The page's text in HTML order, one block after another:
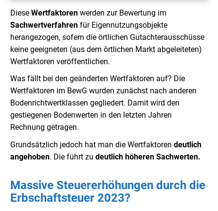
Diese Wertfaktoren werden zur Bewertung im
Sachwertverfahren für Eigennutzungsobjekte
herangezogen, sofern die örtlichen Gutachterausschüsse
keine geeigneten (aus dem örtlichen Markt abgeleiteten)
Wertfaktoren veröffentlichen.
Was fällt bei den geänderten Wertfaktoren auf? Die
Wertfaktoren im BewG wurden zunächst nach anderen
Bodenrichtwertklassen gegliedert. Damit wird den
gestiegenen Bodenwerten in den letzten Jahren
Rechnung getragen.
Grundsätzlich jedoch hat man die Wertfaktoren deutlich
angehoben. Die führt zu deutlich höheren Sachwerten.
Massive Steuererhöhungen durch die
Erbschaftsteuer 2023?